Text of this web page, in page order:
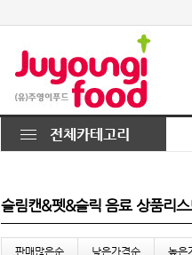
슬림캔&펫&슬릭 음료 상품리
판매많은순 낮은가격순 높은